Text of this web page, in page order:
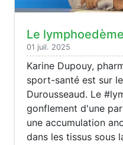
Le lymphoedème
01 juil. 2025
Karine Dupouy,
sport-santé est sur
Durousseaud. Le
gonflement d'une
une accumulation
dans les tissus sous